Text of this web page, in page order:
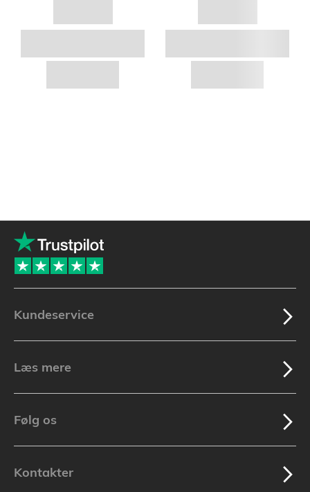
Kundeservice
Læs mere
Følg os
Kontakter